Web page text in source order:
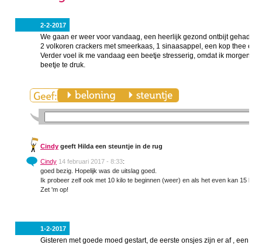
2-2-2017
We gaan er weer voor vandaag, een heerlijk gezond ontbijt gehad.
2 volkoren crackers met smeerkaas, 1 sinaasappel, een kop thee en
Verder voel ik me vandaag een beetje stresserig, omdat ik morgen
beetje te druk.
Cindygeeft Hilda een steuntje in de rug
Cindy 14 februari 2017 - 8:33:
goed bezig. Hopelijk was de uitslag goed.
Ik probeer zelf ook met 10 kilo te beginnen (weer) en als het even kan 15 kilo.
Zet 'm op!
1-2-2017
Gisteren met goede moed gestart, de eerste onsjes zijn er af , een